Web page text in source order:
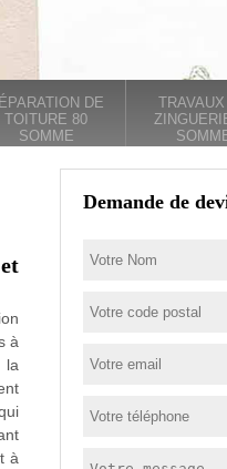
DE
TOITURE 80
SOMME
à
la
à
Demande de